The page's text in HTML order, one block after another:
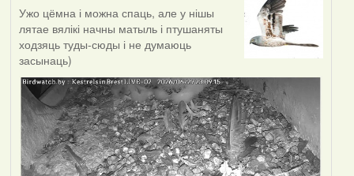
Ужо цёмна і можна спаць, але у нішы
лятае вялікі начны матыль і птушаняты
ходзяць туды-сюды і не думаюць
засынаць)